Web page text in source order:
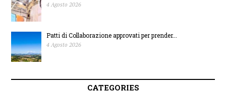
4 Agosto 2026
Patti di Collaborazione approvati per prender...
4 Agosto 2026
CATEGORIES